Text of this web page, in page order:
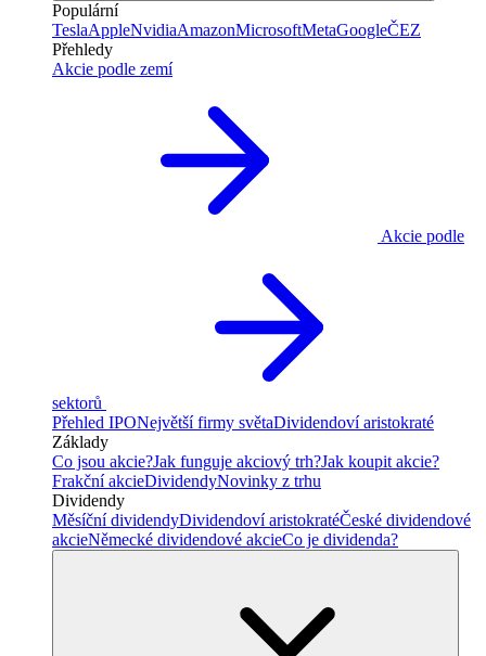
Populární
TeslaAppleNvidiaAmazonMicrosoftMetaGoogleČEZ
Přehledy
Akcie podle zemí
Akcie podle
sektorů
Přehled IPONejvětší firmy světaDividendoví aristokraté
Základy
Co jsou akcie?Jak funguje akciový trh?Jak koupit akcie?
Frakční akcieDividendyNovinky z trhu
Dividendy
Měsíční dividendyDividendoví aristokratéČeské dividendové
akcieNěmecké dividendové akcieCo je dividenda?